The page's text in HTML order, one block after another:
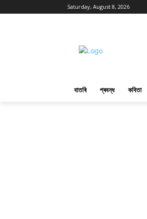
Saturday, August 8, 2026
বাতৰি প্ৰবন্ধ কবিতা